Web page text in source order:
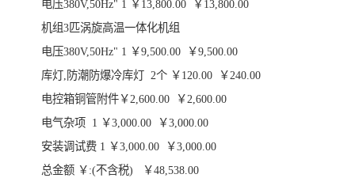
电压380V,50Hz" 1 ￥13,800.00 ￥13,800.00
机组3匹涡旋高温一体化机组
电压380V,50Hz" 1 ￥9,500.00 ￥9,500.00
库灯,防潮防爆冷库灯 2个 ￥120.00 ￥240.00
电控箱铜管附件￥2,600.00 ￥2,600.00
电气杂项 1 ￥3,000.00 ￥3,000.00
安装调试费 1 ￥3,000.00 ￥3,000.00
总金额 ￥:(不含税) ￥48,538.00